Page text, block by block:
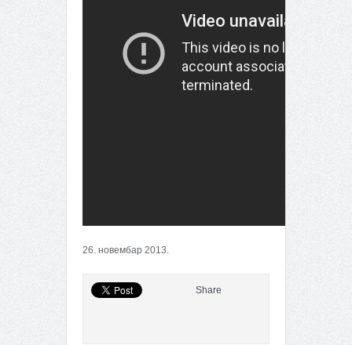
26. новембар 2013.
Share